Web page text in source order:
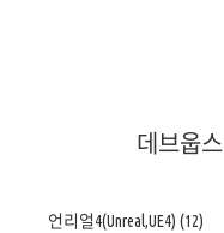
데브웁스
언리얼4(Unreal,UE4) (12)